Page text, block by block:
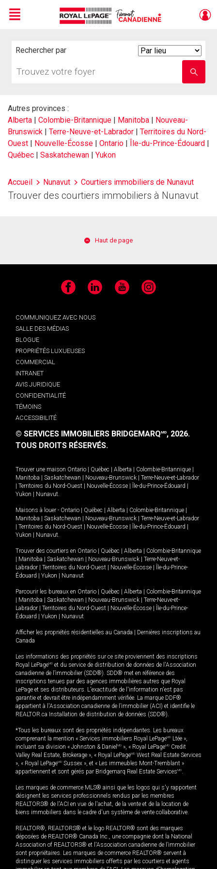
Menu
Rechercher par
votre
nom
Autres provinces :
Alberta | Colombie-Britannique | Manitoba | Nouveau-
Brunswick | Terre-Neuve-et-Labrador | Territoires du Nord-
Ouest | Nouvelle-Écosse | Ontario | Île-du-Prince-Édouard |
Québec | Saskatchewan | Yukon
Accueil Nunavut Courtiers immobiliers de Nunavut
Trouver des courtiers immobiliers à Nunavut
Haut de page
Facebook LinkedIn YouTube Instagram
COMMUNIQUEZ AVEC NOUS
SALLE DES MÉDIAS
BLOGUE
PROPRIÉTÉS LUXUEUSES
COMMERCIAL
INTRANET
AVIS JURIDIQUE
CONFIDENTIALITÉ
TÉMOINS
ACCESSIBILITÉ
© SERVICES IMMOBILIERS BRIDGEMARQMD, 2026.
TOUS DROITS RÉSERVÉS.
Trouver une maison Ontario Québec Alberta Colombie-Britannique
Manitoba
Saskatchewan Nouveau-Brunswick
Terre-Neuve-et-Labrador
Territoires du Nord-Ouest Nouvelle-Écosse Île-du-Prince-Édouard
Yukon
Nunavut.
Maisons à louer - Ontario Québec Alberta Colombie-Britannique
Manitoba
Saskatchewan Nouveau-Brunswick
Terre-Neuve-et-Labrador
Territoires du Nord-Ouest Nouvelle-Écosse Île-du-Prince-Édouard
Yukon
Nunavut.
Trouver des courtiers en Ontario Québec Alberta
Colombie-Britannique
Manitoba Saskatchewan Nouveau-Brunswick
Terre-Neuve-et-
Labrador
Territoires du Nord-Ouest Nouvelle-Écosse
Île-du-Prince-
Édouard
Yukon Nunavut
Parcourir les bureaux en Ontario Québec Alberta
Colombie-Britannique
Manitoba Saskatchewan Nouveau-Brunswick
Terre-Neuve-et-
Labrador
Territoires du Nord-Ouest Nouvelle-Écosse
Île-du-Prince-
Édouard
Yukon Nunavut
Afficher les propriétés résidentielles au Canada
Dernières inscriptions au
Canada
Les informations des propriétés sur ce site proviennent des inscriptions
Royal LePageMD et du service de distribution de données de l'Association
canadienne de l’immobilier (SDD®). SDD® met en référence des
inscriptions tenues par des agences immobilières autres que Royal
LePage et ses distributeurs. L'exactitude de l'information n'est pas
garantie et devrait être indépendamment vérifiée. La marque DDF®
appartient à l'Association canadienne de l’immobilier (ACI) et identifie le
REALTOR.ca Installation de distribution de données (SDD®).
*Tous les bureaux sont des propriétés indépendantes. Les bureaux
comprenant la mention « Services immobiliers Royal LePageMD Ltée »,
incluant sa division « Johnston & Daniel MD », « Royal LePageMD Credit
Valley Real Estate, Brokerage », « Royal LePageMD West Real Estate Services
», « Royal LePageMD Sussex », et « Les immeubles Mont-Tremblant »
appartiennent et sont gérés par Bridgemarq Real Estate ServicesMD.
Les marques de commerce MLS® ainsi que les logos qui s'y rapportent
désignent les services professionnels rendus par les membres
REALTORS® de l'ACI en vue de l'achat, de la vente et de la location de
biens immobiliers dans le cadre d'un système de vente collaborative.
REALTOR®, REALTORS® et le logo REALTOR® sont des marques
déposées de REALTOR® Canada Inc., une compagnie dont la National
Association of REALTORS® et l'Association canadienne de l’immobilier
sont propriétaires. Les marques de commerce REALTOR® servent à
distinguer les services immobiliers offerts par les courtiers et agents